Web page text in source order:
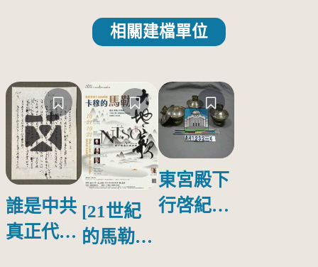
相關建檔單位
誰是中共
真正代言
[21世紀
的馬勒、
東宮殿下
行啓紀念